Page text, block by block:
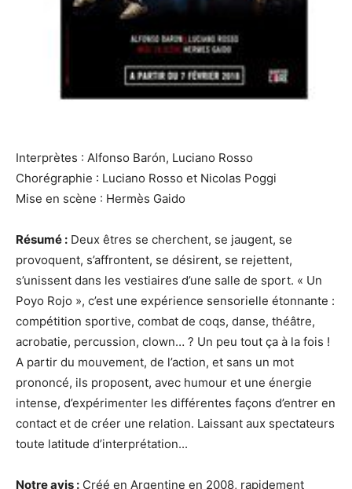
Interprètes : Alfonso Barón, Luciano Rosso
Chorégraphie : Luciano Rosso et Nicolas Poggi
Mise en scène : Hermès Gaido
Résumé : Deux êtres se cherchent, se jaugent, se
provoquent, s’affrontent, se désirent, se rejettent,
s’unissent dans les vestiaires d’une salle de sport. « Un
Poyo Rojo », c’est une expérience sensorielle étonnante :
compétition sportive, combat de coqs, danse, théâtre,
acrobatie, percussion, clown… ? Un peu tout ça à la fois !
A partir du mouvement, de l’action, et sans un mot
prononcé, ils proposent, avec humour et une énergie
intense, d’expérimenter les différentes façons d’entrer en
contact et de créer une relation. Laissant aux spectateurs
toute latitude d’interprétation...
Notre avis : Créé en Argentine en 2008, rapidement